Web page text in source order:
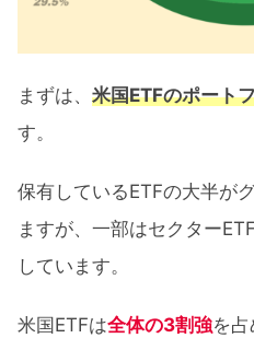
まずは、 米国ETFのポート
す。
保有しているETFの大半が
ますが、一部はセクター
しています。
米国ETFは全体の3割強を